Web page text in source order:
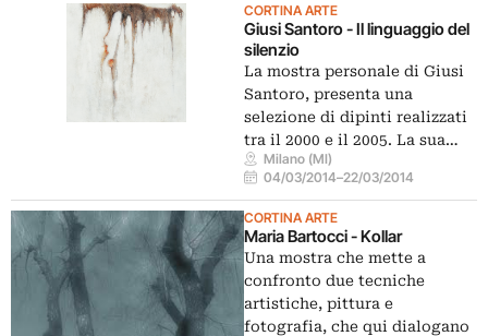
CORTINA ARTE
Giusi Santoro - Il linguaggio del
silenzio
La mostra personale di Giusi
Santoro, presenta una
selezione di dipinti realizzati
tra il 2000 e il 2005. La sua…
Milano (MI)
04/03/2014–22/03/2014
CORTINA ARTE
Maria Bartocci - Kollar
Una mostra che mette a
confronto due tecniche
artistiche, pittura e
fotografia, che qui dialogano